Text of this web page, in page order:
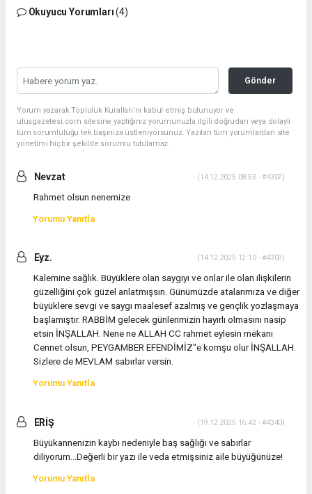
Okuyucu Yorumları(4)
Gönder
Yorum yazarak Topluluk Kuralları’nı kabul etmiş bulunuyor ve
ulusgazetesi.com sitesine yaptığınız yorumunuzla ilgili doğrudan veya dolaylı
tüm sorumluluğu tek başınıza üstleniyorsunuz. Yazılan tüm yorumlardan site
yönetimi hiçbir şekilde sorumlu tutulamaz.
Nevzat (14.12.2025 08:53 - #4307)
Rahmet olsun nenemize
Yorumu Yanıtla
Eyz. (14.12.2025 12:10 - #4309)
Kalemine sağlık. Büyüklere olan saygıyı ve onlar ile olan ilişkilerin
güzelliğini çok güzel anlatmışsın. Günümüzde atalarımıza ve diğer
büyüklere sevgi ve saygı maalesef azalmış ve gençlik yozlaşmaya
başlamıştır. RABBİM gelecek günlerimizin hayırlı olmasını nasip
etsin İNŞALLAH. Nene ne ALLAH CC rahmet eylesin mekanı
Cennet olsun, PEYGAMBER EFENDİMİZ"e komşu olur İNŞALLAH.
Sizlere de MEVLAM sabırlar versin.
Yorumu Yanıtla
ERİŞ (19.12.2025 16:42 - #4340)
Büyükannenizin kaybı nedeniyle baş sağlığı ve sabırlar
diliyorum...Değerli bir yazı ile veda etmişsiniz aile büyüğünüze!
Yorumu Yanıtla